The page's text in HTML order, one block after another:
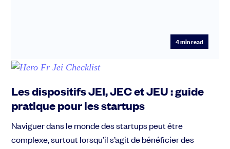
4min read
Les dispositifs JEI, JEC et JEU : guide
pratique pour les startups
Naviguer dans le monde des startups peut être
complexe, surtout lorsqu’il s’agit de bénéficier des